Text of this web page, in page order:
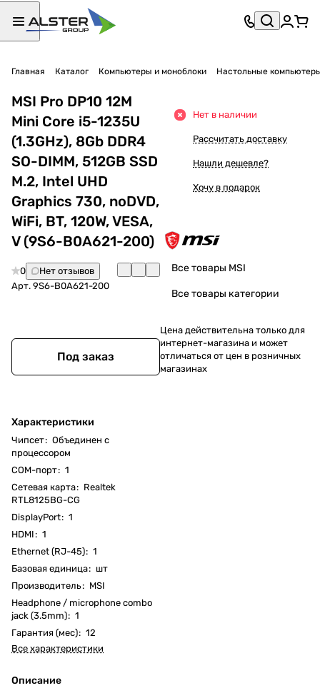
Главная Каталог Компьютеры и моноблоки Настольные
MSI Pro DP10 12M
Mini Core i5-1235U
(1.3GHz), 8Gb DDR4
SO-DIMM, 512GB SSD
M.2, Intel UHD
Graphics 730, noDVD,
WiFi, BT, 120W, VESA,
V (9S6-B0A621-200)
0
Нет отзывов
Арт. 9S6-B0A621-200
Под заказ
Характеристики
Чипсет: Объединен с
процессором
COM-порт: 1
Cетевая карта: Realtek
RTL8125BG-CG
DisplayPort: 1
HDMI: 1
Ethernet (RJ-45): 1
Базовая единица: шт
Производитель: MSI
Headphone / microphone combo
jack (3.5mm): 1
Гарантия (мес): 12
Все характеристики
Описание
Нет в наличии
Рассчитать доставку
Нашли дешевле?
Хочу в подарок
Все товары MSI
Все товары категории
Цена действительна только для
интернет-магазина и может
отличаться от цен в розничных
магазинах